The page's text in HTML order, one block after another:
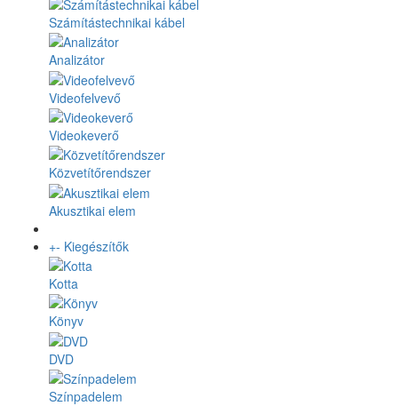
Számítástechnikai kábel
Analizátor
Videofelvevő
Videokeverő
Közvetítőrendszer
Akusztikai elem
+- Kiegészítők
Kotta
Könyv
DVD
Színpadelem